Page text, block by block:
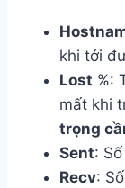
khi tới
Lost %:
mất khi
trọng
Sent:
Recv: